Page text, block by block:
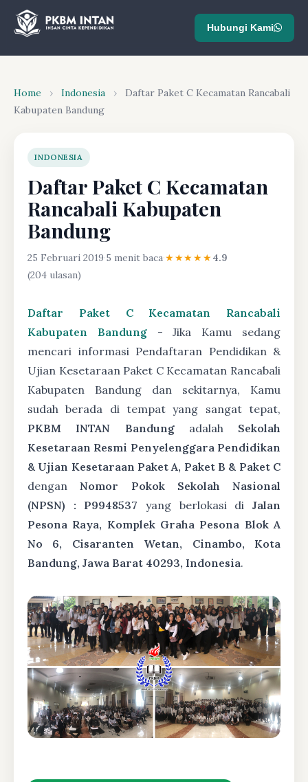
Hubungi Kami
Home › Indonesia ›
Daftar Paket C Kecamatan Rancabali
Kabupaten Bandung
INDONESIA
Daftar Paket C Kecamatan
Rancabali Kabupaten
Bandung
25 Februari 2019·5 menit baca·★★★★★4.9
(204 ulasan)
Daftar Paket C Kecamatan Rancabali
Kabupaten Bandung- Jika Kamu sedang
mencari informasi Pendaftaran Pendidikan &
Ujian Kesetaraan Paket C Kecamatan Rancabali
Kabupaten Bandung dan sekitarnya, Kamu
sudah berada di tempat yang sangat tepat,
PKBM INTAN Bandungadalah Sekolah
Kesetaraan Resmi Penyelenggara Pendidikan
& Ujian Kesetaraan Paket A, Paket B & Paket C
denganNomor Pokok Sekolah Nasional
(NPSN) : P9948537 yang berlokasi diJalan
Pesona Raya, Komplek Graha Pesona Blok A
No 6, Cisaranten Wetan, Cinambo, Kota
Bandung, Jawa Barat 40293, Indonesia.